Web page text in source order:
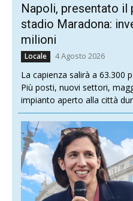
Napoli, presentato
stadio Maradona:
milioni
Locale 4 Agosto 2026
La capienza salirà a 63.300
Più posti, nuovi settori,
impianto aperto alla città